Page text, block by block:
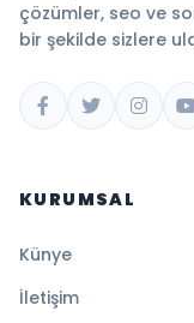
çözümler, seo ve
bir şekilde sizlere
KURUMSAL
Künye
İletişim